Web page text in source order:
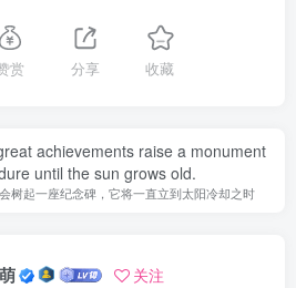
赏 分享 收藏
achievements raise a monument
until the sun grows old.
树起一座纪念碑，它将一直立到太阳冷却之时
关注